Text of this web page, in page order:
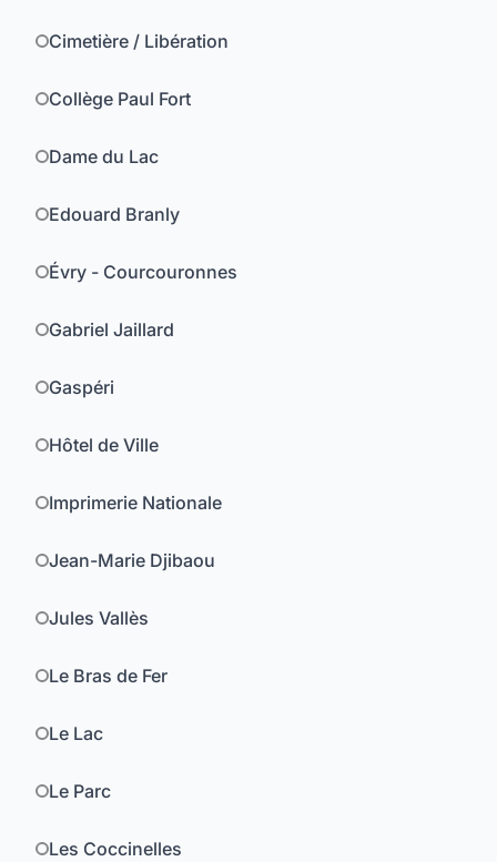
Cimetière / Libération
Collège Paul Fort
Dame du Lac
Edouard Branly
Évry - Courcouronnes
Gabriel Jaillard
Gaspéri
Hôtel de Ville
Imprimerie Nationale
Jean-Marie Djibaou
Jules Vallès
Le Bras de Fer
Le Lac
Le Parc
Les Coccinelles